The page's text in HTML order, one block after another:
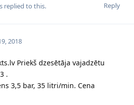
Reply
replied to this.
2018
Priekš dzesētāja vajadzētu
.
3,5 bar, 35 litri/min. Cena